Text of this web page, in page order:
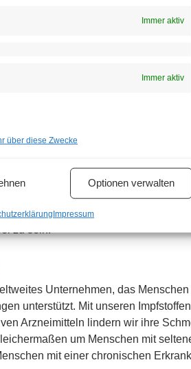
Immer aktiv
Immer aktiv
über diese Zwecke
Optionen verwalten
Impressum
Only-Plätze zur Teilnahme
dem hochkarätigen Event mit
auf Einladung möglich. Der
an Young Professionals.
anevent@derbrutkasten.com
öffentlichen Teil des
gibt es am Donnerstag,18. Juni
Kanäle unserer Partner,
zu sein.
Unternehmen, das
unterstützt. Mit unseren
Arzneimitteln lindern wir ihre
um Menschen mit
mit einer chronischen